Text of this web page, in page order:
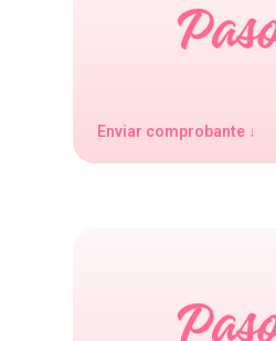
Enviar comprobante ↓